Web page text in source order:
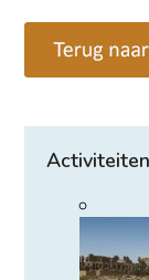
Activiteiten